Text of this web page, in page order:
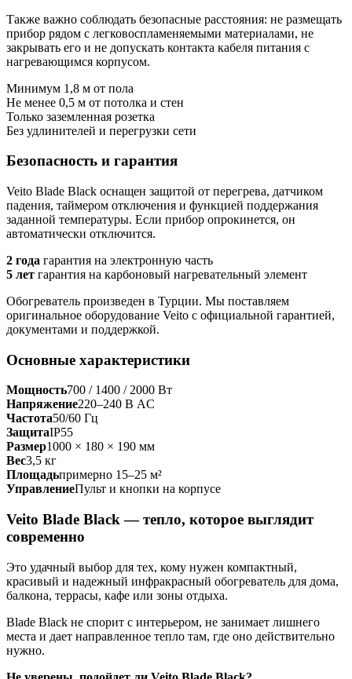
Также важно соблюдать безопасные расстояния: не размещать
прибор рядом с легковоспламеняемыми материалами, не
закрывать его и не допускать контакта кабеля питания с
нагревающимся корпусом.
Минимум 1,8 м от пола
Не менее 0,5 м от потолка и стен
Только заземленная розетка
Без удлинителей и перегрузки сети
Безопасность и гарантия
Veito Blade Black оснащен защитой от перегрева, датчиком
падения, таймером отключения и функцией поддержания
заданной температуры. Если прибор опрокинется, он
автоматически отключится.
2 года гарантия на электронную часть
5 лет гарантия на карбоновый нагревательный элемент
Обогреватель произведен в Турции. Мы поставляем
оригинальное оборудование Veito с официальной гарантией,
документами и поддержкой.
Основные характеристики
Мощность700 / 1400 / 2000 Вт
Напряжение220–240 В AC
Частота50/60 Гц
ЗащитаIP55
Размер1000 × 180 × 190 мм
Вес3,5 кг
Площадьпримерно 15–25 м²
УправлениеПульт и кнопки на корпусе
Veito Blade Black — тепло, которое выглядит
современно
Это удачный выбор для тех, кому нужен компактный,
красивый и надежный инфракрасный обогреватель для дома,
балкона, террасы, кафе или зоны отдыха.
Blade Black не спорит с интерьером, не занимает лишнего
места и дает направленное тепло там, где оно действительно
нужно.